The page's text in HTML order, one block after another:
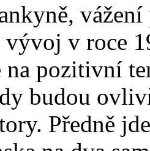
v roce
na pozitivní
budou
Předně